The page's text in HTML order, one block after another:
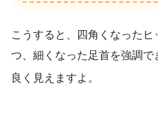
こうすると、四角くなった
つ、細くなった足首を強調
良く見えますよ 。